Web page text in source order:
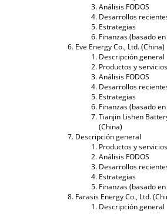
Análisis FODOS
Desarrollos
Estrategias
Finanzas (basado
Eve Energy Co., Ltd. (China)
Descripción general
Productos y servicios
Análisis FODOS
Desarrollos
Estrategias
Finanzas (basado
Tianjin Lishen
(China)
Descripción general
Productos y servicios
Análisis FODOS
Desarrollos
Estrategias
Finanzas (basado
Farasis Energy Co., Ltd.
Descripción general